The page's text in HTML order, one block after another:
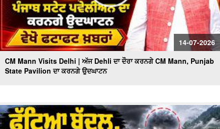
14-07-2026
CM Mann Visits Delhi | ਅੱਜ Dehli ਦਾ ਦੌਰਾ ਕਰਨਗੇ CM Mann, Punjab
State Pavilion ਦਾ ਕਰਨਗੇ ਉਦਘਾਟਨ